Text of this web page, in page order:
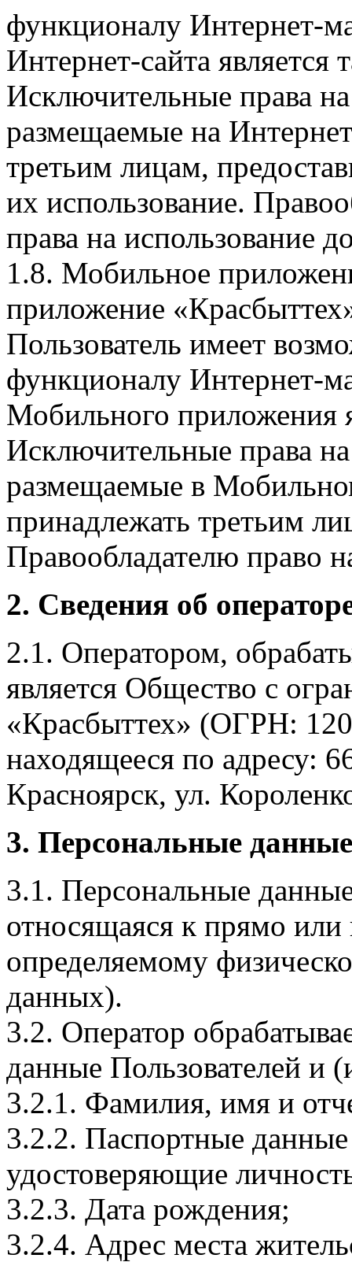
функционалу Интернет-
Интернет-сайта
Исключительные права
размещаемые на
третьим лицам,
их использование.
права на использование
1.8. Мобильное
приложение
Пользователь имеет
функционалу Интернет-
Мобильного приложения
Исключительные права
размещаемые в
принадлежать третьим
Правообладателю право
2. Сведения об
2.1. Оператором,
является Общество с
«Красбыттех» (ОГРН:
находящееся по адресу:
Красноярск, ул.
3. Персональные
3.1. Персональные
относящаяся к прямо
определяемому
данных).
3.2. Оператор
данные Пользователей и
3.2.1. Фамилия, имя и
3.2.2. Паспортные
удостоверяющие
3.2.3. Дата рождения;
3.2.4. Адрес места